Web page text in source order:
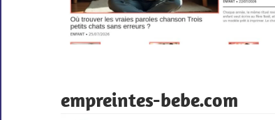
empreintes-bebe.com